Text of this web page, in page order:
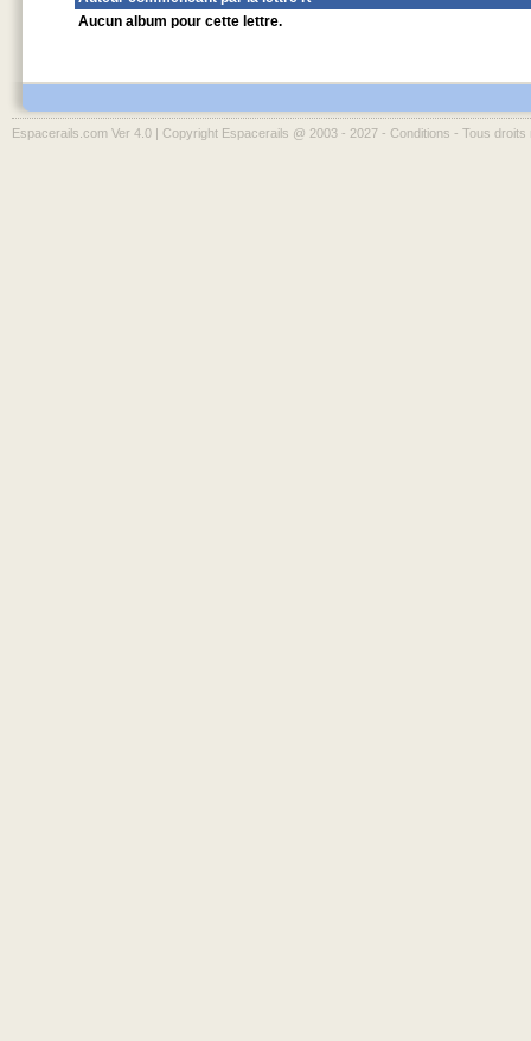
Aucun album pour cette lettre.
Espacerails.com Ver 4.0 | Copyright Espacerails @ 2003 - 2027 - Conditions - Tous droits